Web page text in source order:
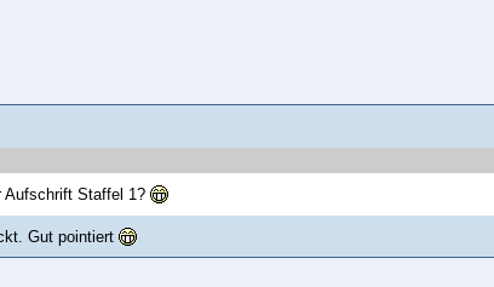
Aufschrift Staffel 1?
Gut pointiert